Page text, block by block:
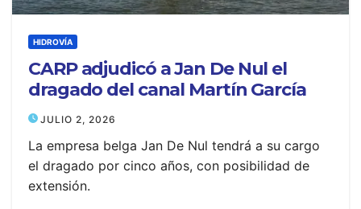
HIDROVÍA
CARP adjudicó a Jan De Nul el
dragado del canal Martín García
JULIO 2, 2026
La empresa belga Jan De Nul tendrá a su cargo
el dragado por cinco años, con posibilidad de
extensión.